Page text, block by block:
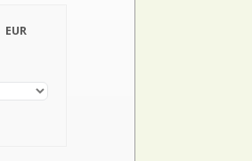
EUR